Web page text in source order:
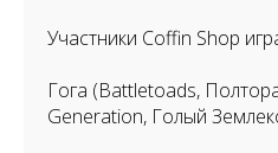
Участники Coffin Shop
Гога (Battletoads,
Generation, Голый